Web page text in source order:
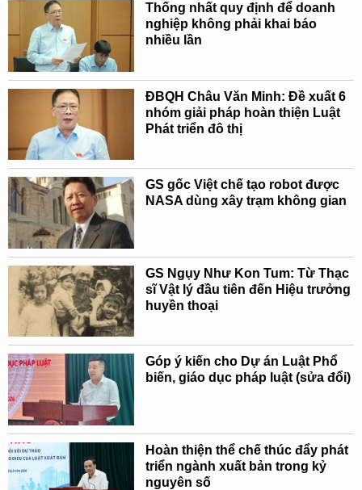
Thống nhất quy định để doanh
nghiệp không phải khai báo
nhiều lần
ĐBQH Châu Văn Minh: Đề xuất 6
nhóm giải pháp hoàn thiện Luật
Phát triển đô thị
GS gốc Việt chế tạo robot được
NASA dùng xây trạm không gian
GS Ngụy Như Kon Tum: Từ Thạc
sĩ Vật lý đầu tiên đến Hiệu trưởng
huyền thoại
Góp ý kiến cho Dự án Luật Phổ
biến, giáo dục pháp luật (sửa đổi)
Hoàn thiện thể chế thúc đẩy phát
triển ngành xuất bản trong kỷ
nguyên số